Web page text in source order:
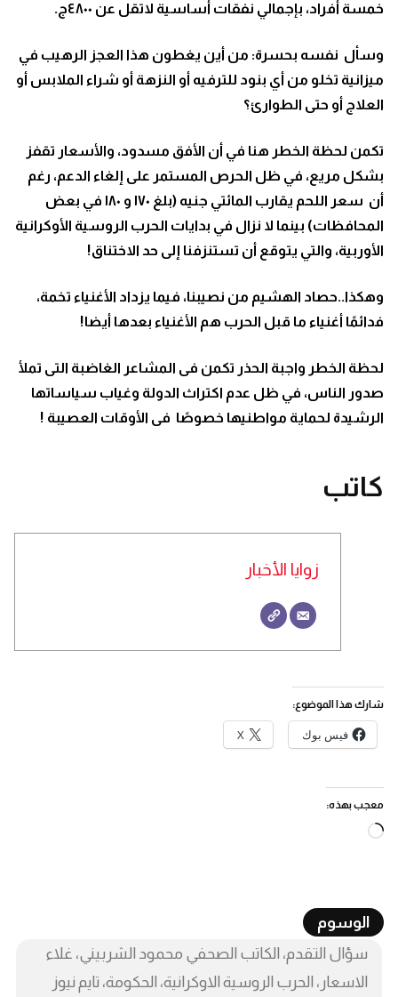
خمسة أفراد، بإجمالي نفقات أساسية لاتقل عن ٤٨٠٠ج.
وسأل نفسه بحسرة: من أين يغطون هذا العجز الرهيب في
ميزانية تخلو من أي بنود للترفيه أو النزهة أو شراء الملابس أو
العلاج أو حتى الطوارئ؟
تكمن لحظة الخطر هنا في أن الأفق مسدود، والأسعار تقفز
بشكل مريع، في ظل الحرص المستمر على إلغاء الدعم، رغم
أن سعر اللحم يقارب المائتي جنيه (بلغ ١٧٠ و ١٨٠ في بعض
المحافظات) بينما لا نزال في بدايات الحرب الروسية الأوكرانية
الأوربية، والتي يتوقع أن تستنزفنا إلى حد الاختناق!
وهكذا..حصاد الهشيم من نصيبنا، فيما يزداد الأغنياء تخمة،
فدائمًا أغنياء ما قبل الحرب هم الأغنياء بعدها أيضا!
لحظة الخطر واجبة الحذر تكمن فى المشاعر الغاضبة التى تملأ
صدور الناس، في ظل عدم اكتراث الدولة وغياب سياساتها
الرشيدة لحماية مواطنيها خصوصًا فى الأوقات العصيبة !
كاتب
زوايا الأخبار
شارك هذا الموضوع:
فيس بوك X
معجب بهذه:
جاري
الوسوم
سؤال التقدم، الكاتب الصحفي محمود الشربيني، غلاء
الاسعار، الحرب الروسية الاوكرانية، الحكومة، تايم نيوز